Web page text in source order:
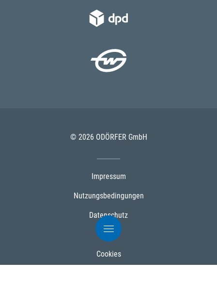
© 2026 ODÖRFER GmbH
Impressum
Nutzungsbedingungen
Datenschutz
AGB
Cookies